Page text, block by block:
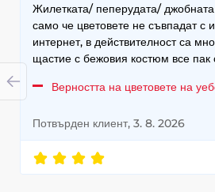
Жилетката/ пеперудата/
само че цветовете не съвпадат с
интернет, в действителност са
щастие с бежовия костюм все пак
Верността на цветовете на
Потвърден клиент, 3. 8. 2026